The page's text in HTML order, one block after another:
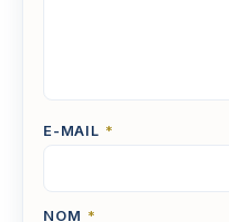
E-MAIL *
NOM *